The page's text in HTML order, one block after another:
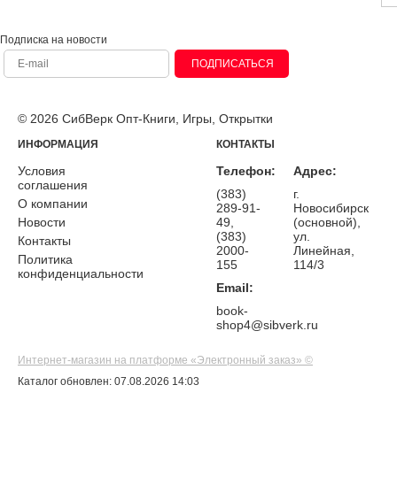
Подписка на новости
ПОДПИСАТЬСЯ
© 2026 СибВерк Опт-Книги, Игры, Открытки
ИНФОРМАЦИЯ
Условия
соглашения
О компании
Новости
Контакты
Политика
конфиденциальности
КОНТАКТЫ
Телефон:
(383)
289-91-
49,
(383)
2000-
155
Email:
book-
shop4@sibverk.ru
Адрес:
г.
Новосибирск
(основной),
ул.
Линейная,
114/3
Интернет-магазин на платформе «Электронный заказ» ©
Каталог обновлен: 07.08.2026 14:03